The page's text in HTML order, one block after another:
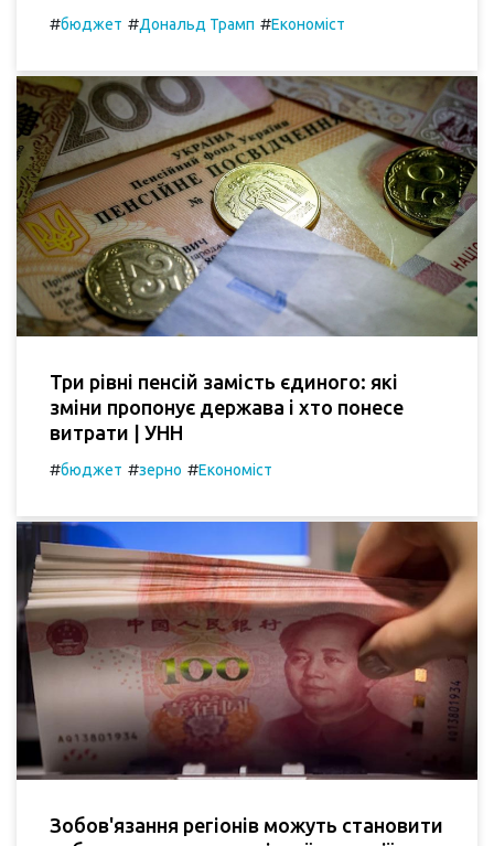
#бюджет #Дональд Трамп #Економіст
Три рівні пенсій замість єдиного: які
зміни пропонує держава і хто понесе
витрати | УНН
#бюджет #зерно #Економіст
Зобов'язання регіонів можуть становити